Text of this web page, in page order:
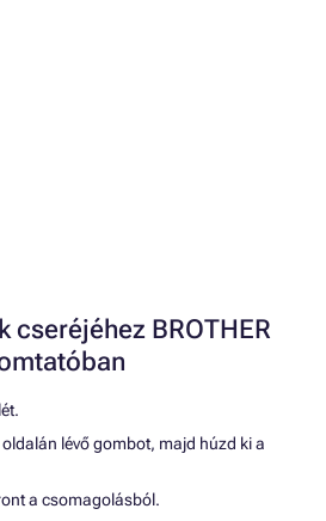
cseréjéhez BROTHER
lévő gombot, majd húzd ki a
a csomagolásból.